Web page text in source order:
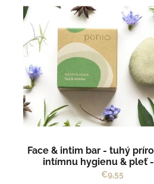
p
r
d
k
t
o
v
ý
s
p
o
d
u
Face & intim bar - tuhý
intímnu hygienu & pleť
€9,55